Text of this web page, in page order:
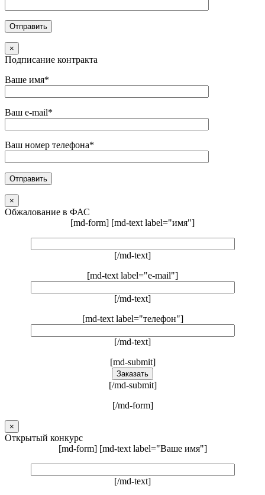
×
Подписание контракта
Ваше имя*
Ваш e-mail*
Ваш номер телефона*
×
Обжалование в ФАС
[md-form] [md-text label="имя"]
[/md-text]
[md-text label="e-mail"]
[/md-text]
[md-text label="телефон"]
[/md-text]
[md-submit]
[/md-submit]
[/md-form]
×
Открытый конкурс
[md-form] [md-text label="Ваше имя"]
[/md-text]